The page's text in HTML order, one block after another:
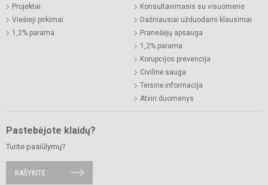
Projektai
Viešieji pirkimai
1,2% parama
Konsultavimasis su visuomene
Dažniausiai užduodami klausimai
Pranešėjų apsauga
1,2% parama
Korupcijos prevencija
Civilinė sauga
Teisinė informacija
Atviri duomenys
Pastebėjote klaidų?
Turite pasiūlymų?
RAŠYKITE